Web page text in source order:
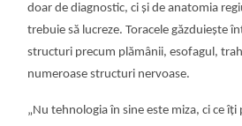
doar de diagnostic, ci și de anatomia
trebuie să lucreze. Toracele găzduiește
structuri precum plămânii, esofagul,
numeroase structuri nervoase.
„Nu tehnologia în sine este miza, ci ce îți